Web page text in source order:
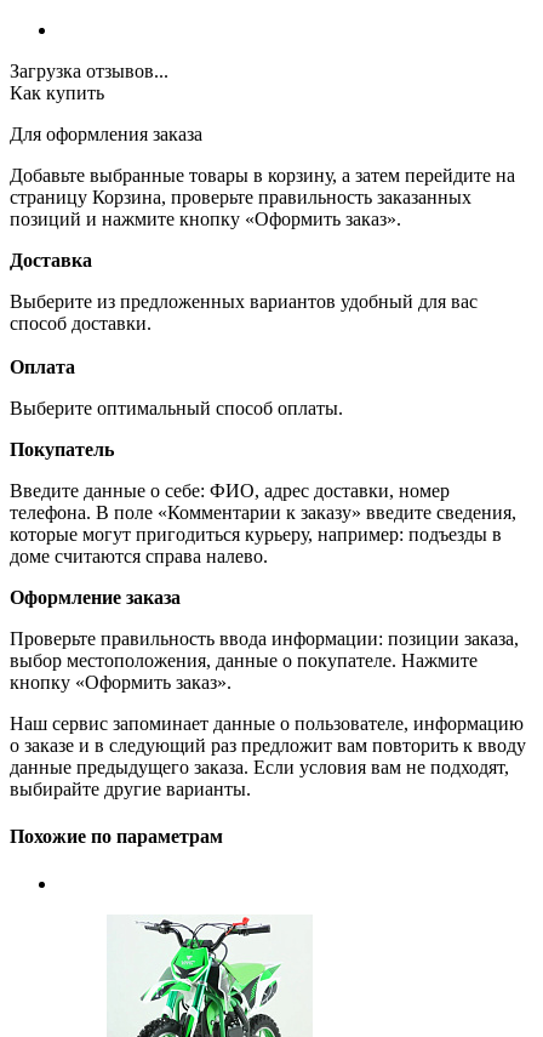
Загрузка отзывов...
Как купить
Для оформления заказа
Добавьте выбранные товары в корзину, а затем перейдите на
страницу Корзина, проверьте правильность заказанных
позиций и нажмите кнопку «Оформить заказ».
Доставка
Выберите из предложенных вариантов удобный для вас
способ доставки.
Оплата
Выберите оптимальный способ оплаты.
Покупатель
Введите данные о себе: ФИО, адрес доставки, номер
телефона. В поле «Комментарии к заказу» введите сведения,
которые могут пригодиться курьеру, например: подъезды в
доме считаются справа налево.
Оформление заказа
Проверьте правильность ввода информации: позиции заказа,
выбор местоположения, данные о покупателе. Нажмите
кнопку «Оформить заказ».
Наш сервис запоминает данные о пользователе, информацию
о заказе и в следующий раз предложит вам повторить к вводу
данные предыдущего заказа. Если условия вам не подходят,
выбирайте другие варианты.
Похожие по параметрам